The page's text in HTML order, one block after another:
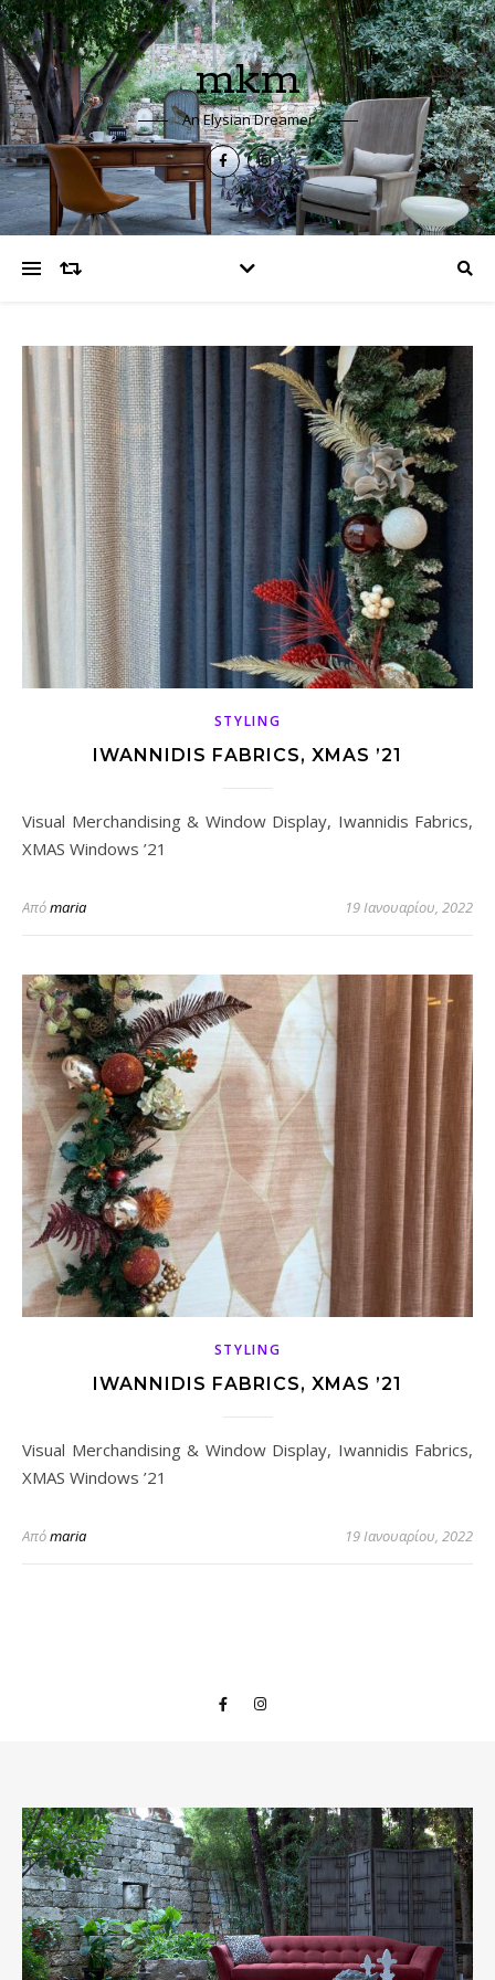
mkm
An Elysian Dreamer
STYLING
IWANNIDIS FABRICS, XMAS ’21
Visual Merchandising & Window Display, Iwannidis Fabrics,
XMAS Windows ’21
Απόmaria 19 Ιανουαρίου, 2022
STYLING
IWANNIDIS FABRICS, XMAS ’21
Visual Merchandising & Window Display, Iwannidis Fabrics,
XMAS Windows ’21
Απόmaria 19 Ιανουαρίου, 2022